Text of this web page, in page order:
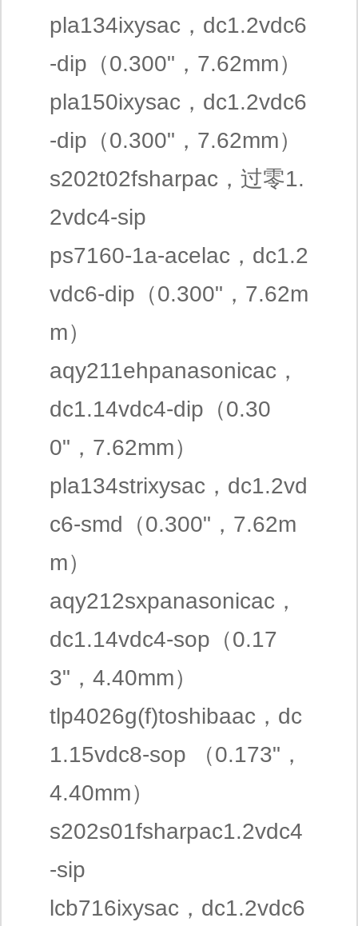
pla134ixysac，dc1.2vdc6
-dip（0.300"，7.62mm）
pla150ixysac，dc1.2vdc6
-dip（0.300"，7.62mm）
s202t02fsharpac，过零1.
2vdc4-sip
ps7160-1a-acelac，dc1.2
vdc6-dip（0.300"，7.62m
m）
aqy211ehpanasonicac，
dc1.14vdc4-dip（0.30
0"，7.62mm）
pla134strixysac，dc1.2vd
c6-smd（0.300"，7.62m
m）
aqy212sxpanasonicac，
dc1.14vdc4-sop（0.17
3"，4.40mm）
tlp4026g(f)toshibaac，dc
1.15vdc8-sop （0.173"，
4.40mm）
s202s01fsharpac1.2vdc4
-sip
lcb716ixysac，dc1.2vdc6